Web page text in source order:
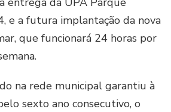
e a futura implantação da nova
que funcionará 24 horas por
na rede municipal garantiu à
sexto ano consecutivo, o